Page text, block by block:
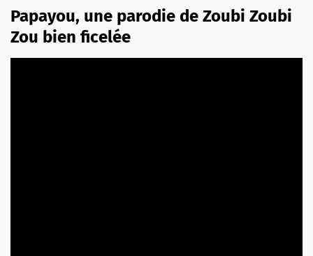
Papayou, une parodie de Zoubi Zoubi
Zou bien ficelée